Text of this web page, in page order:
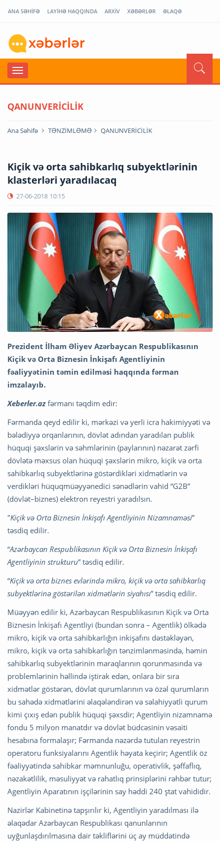
ANA SƏHİFƏ LAYİHƏ HAQQINDA ARXİV XƏBƏRLƏR ƏLAQƏ
QANUNVERİCİLİK
Ana Səhifə TƏNZİMLƏMƏ QANUNVERİCİLİK
Kiçik və orta sahibkarlıq subyektlərinin
klasterləri yaradılacaq
27-06-2018 10:15
Prezident İlham Əliyev Azərbaycan Respublikasının
Kiçik və Orta Biznesin İnkişafı Agentliyinin
fəaliyyətinin təmin edilməsi haqqında fərman
imzalayıb.
Xeberler.az fərmanı təqdim edir:
Fərmanda qeyd edilir ki, mərkəzi və yerli icra hakimiyyəti və
bələdiyyə orqanlarının, dövlət adından yaradılan publik
hüquqi şəxslərin və səhmlərinin (paylarının) nəzarət zərfi
dövlətə məxsus olan hüquqi şəxslərin mikro, kiçik və orta
sahibkarlıq subyektlərinə göstərdikləri xidmətlərin və
verdikləri hüquqmüəyyənedici sənədlərin vahid “G2B”
(dövlət–biznes) elektron reyestri yaradılsın.
"Kiçik və Orta Biznesin İnkişafı Agentliyinin Nizamnaməsi”
təsdiq edilir.
“Azərbaycan Respublikasının Kiçik və Orta Biznesin İnkişafı
Agentliyinin strukturu” təsdiq edilir.
“Kiçik və orta biznes evlərində mikro, kiçik və orta sahibkarlıq
subyektlərinə göstərilən xidmətlərin siyahısı” təsdiq edilir.
Müəyyən edilir ki, Azərbaycan Respublikasının Kiçik və Orta
Biznesin İnkişafı Agentliyi (bundan sonra – Agentlik) ölkədə
mikro, kiçik və orta sahibkarlığın inkişafını dəstəkləyən,
mikro, kiçik və orta sahibkarlığın tənzimlənməsində, həmin
sahibkarlıq subyektlərinin maraqlarının qorunmasında və
problemlərinin həllində iştirak edən, onlara bir sıra
xidmətlər göstərən, dövlət qurumlarının və özəl qurumların
bu sahədə xidmətlərini əlaqələndirən və səlahiyyətli qurum
kimi çıxış edən publik hüquqi şəxsdir; Agentliyin nizamnamə
fondu 5 milyon manatdır və dövlət büdcəsinin vəsaiti
hesabına formalaşır; Fərmanda nəzərdə tutulan reyestrin
operatoru funksiyalarını Agentlik həyata keçirir; Agentlik öz
fəaliyyətində sahibkar məmnunluğu, operativlik, şəffaflıq,
nəzakətlilik, məsuliyyət və rahatlıq prinsiplərini rəhbər tutur;
Agentliyin Aparatının işçilərinin say həddi 240 ştat vahididir.
Nazirlər Kabinetinə tapşırılır ki, Agentliyin yaradılması ilə
əlaqədar Azərbaycan Respublikası qanunlarının
uyğunlaşdırılmasına dair təkliflərini üç ay müddətində